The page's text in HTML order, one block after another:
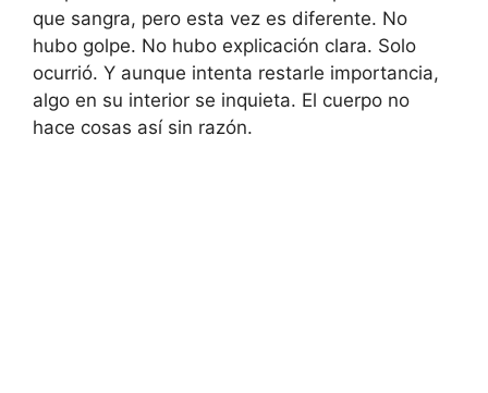
que sangra, pero esta vez es diferente. No
hubo golpe. No hubo explicación clara. Solo
ocurrió. Y aunque intenta restarle importancia,
algo en su interior se inquieta. El cuerpo no
hace cosas así sin razón.